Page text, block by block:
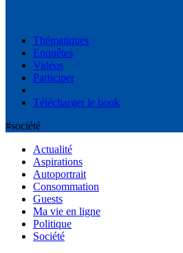
Thématiques
Enquêtes
Vidéos
Participer
Télécharger le book
#société
Actualité
Aspirations
Autoportrait
Consommation
Guests
Ma vie en ligne
Politique
Société